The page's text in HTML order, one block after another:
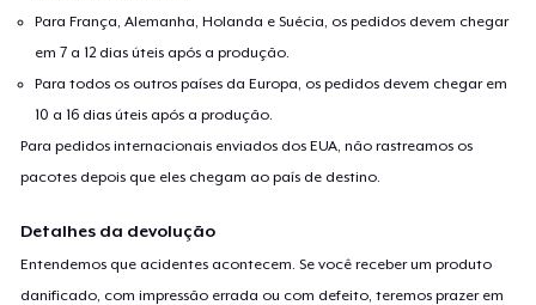
Para França, Alemanha, Holanda e Suécia, os pedidos devem chegar
em 7 a 12 dias úteis após a produção.
Para todos os outros países da Europa, os pedidos devem chegar em
10 a 16 dias úteis após a produção.
Para pedidos internacionais enviados dos EUA, não rastreamos os
pacotes depois que eles chegam ao país de destino.
Detalhes da devolução
Entendemos que acidentes acontecem. Se você receber um produto
danificado, com impressão errada ou com defeito, teremos prazer em